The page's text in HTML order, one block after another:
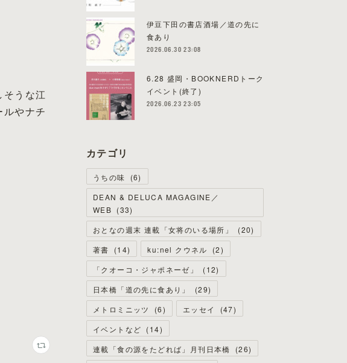
そうな江
やナチ
伊豆下田の書店酒場／道の先に
食あり
2026.06.30 23:08
6.28 盛岡・BOOKNERDトーク
イベント(終了)
2026.06.23 23:05
カテゴリ
うちの味 (6)
DEAN & DELUCA MAGAGINE／
WEB (33)
おとなの週末 連載「女将のいる場所」
(20)
著書
(14) ku:nel クウネル (2)
「クオーコ・ジャポネーゼ」
(12)
日本橋「道の先に食あり」
(29)
メトロミニッツ
(6) エッセイ (47)
イベントなど (14)
連載「食の源をたどれば」月刊日本橋
(26)